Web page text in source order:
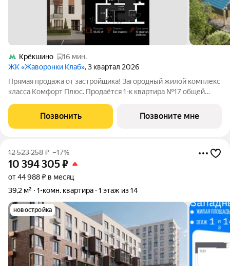
Крёкшино
16 мин.
ЖК «Жаворонки Клаб», 3 квартал 2026
Прямая продажа от застройщика! Загородный жилой комплекс
класса Комфорт Плюс. Продаётся 1-к квартира №17 общей
отделки. Расположение комплекса: Для создания
гармоничного пространства в проекте
Позвонить Позвоните мне
12 523 258₽ –17%
10 394 305₽
от 44 988 ₽ в месяц
39,2 м²
1-комн. квартира 1 этаж из 14
новостройка